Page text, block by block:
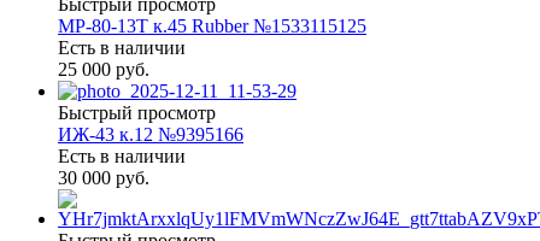
МР-80-13Т к.45 Rubber №1533115125
Есть в наличии
25 000 руб.
Быстрый просмотр
ИЖ-43 к.12 №9395166
Есть в наличии
30 000 руб.